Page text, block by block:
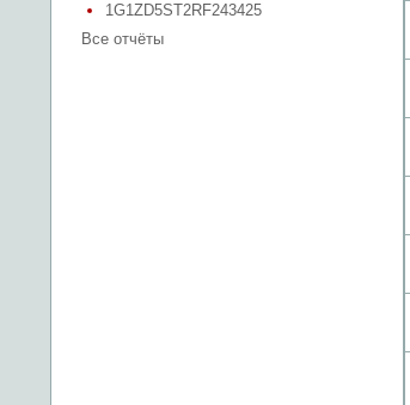
1G1ZD5ST2RF243425
Все отчёты